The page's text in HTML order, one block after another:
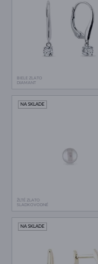
BIELE ZLATO
DIAMANT
ŽLTÉ ZLATO
SLADKOVODNÉ
NA SKLADE
NA SKLADE